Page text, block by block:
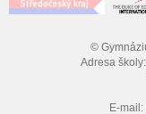
©
Adresa
E-